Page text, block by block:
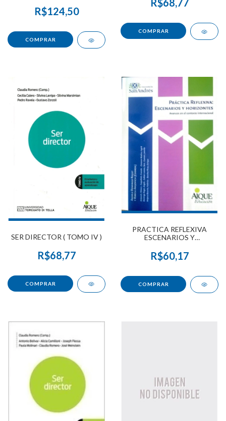
R$124,50
R$68,77
SER DIRECTOR ( TOMO IV )
R$68,77
PRACTICA REFLEXIVA
ESCENARIOS Y
R$60,17